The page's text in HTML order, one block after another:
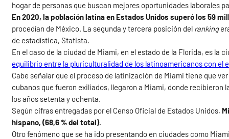
hogar de personas que buscan mejores oportunidades laborales
En 2020, la población latina en Estados Unidos superó los 59
procedían de México. La segunda y tercera posición del ranking
de estadística, Statista.
En el caso de la ciudad de Miami, en el estado de la Florida, es la
equilibrio entre la pluriculturalidad de los latinoamericanos con el
Cabe señalar que el proceso de latinización de Miami tiene que
cubanos que fueron exiliados, llegaron a Miami, donde
los años setenta y ochenta.
Según cifras entregadas por el Censo Oficial de Estados Unidos,
hispano, (68,6 % del total).
Otro fenómeno que se ha ido presentando en ciudades como